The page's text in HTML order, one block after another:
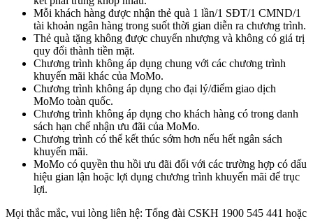
Mỗi khách hàng được nhận thẻ quà 1 lần/1 SĐT/1 CMND/1
tài khoản ngân hàng trong suốt thời gian diễn ra chương trình.
Thẻ quà tặng không được chuyển nhượng và không có giá trị
quy đổi thành tiền mặt.
Chương trình không áp dụng chung với các chương trình
khuyến mãi khác của MoMo.
Chương trình không áp dụng cho đại lý/điểm giao dịch
MoMo toàn quốc.
Chương trình không áp dụng cho khách hàng có trong danh
sách hạn chế nhận ưu đãi của MoMo.
Chương trình có thể kết thúc sớm hơn nếu hết ngân sách
khuyến mãi.
MoMo có quyền thu hồi ưu đãi đối với các trường hợp có dấu
hiệu gian lận hoặc lợi dụng chương trình khuyến mãi để trục
lợi.
Mọi thắc mắc, vui lòng liên hệ: Tổng đài CSKH 1900 545 441 hoặc